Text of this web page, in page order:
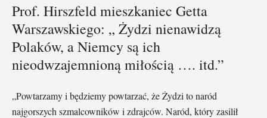
Prof. Hirszfeld mieszkaniec Getta
Warszawskiego: „ Żydzi nienawidzą
Polaków, a Niemcy są ich
nieodwzajemnioną miłością …. itd.”
„Powtarzamy i będziemy powtarzać, że Żydzi to naród
najgorszych szmalcowników i zdrajców. Naród, który zasilił